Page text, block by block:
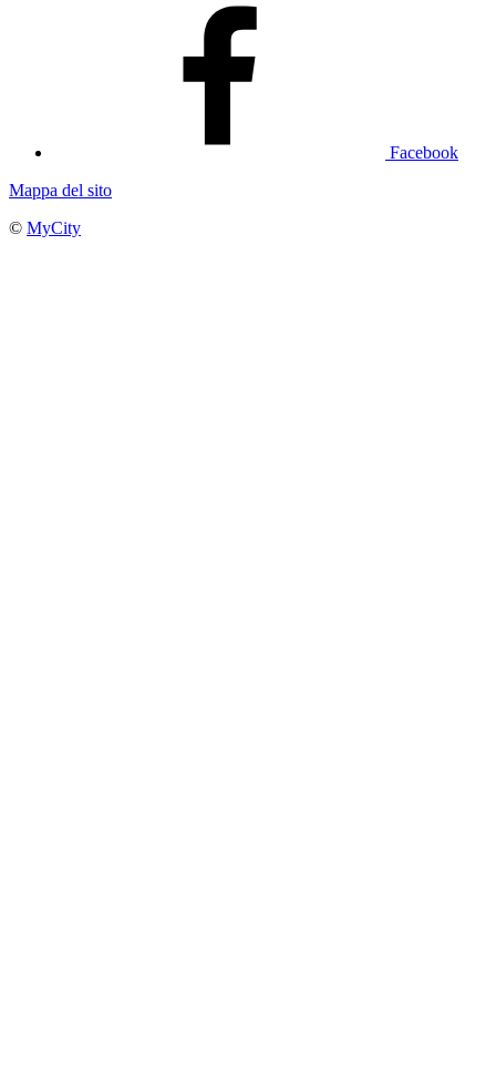
Facebook
Mappa del sito
© MyCity